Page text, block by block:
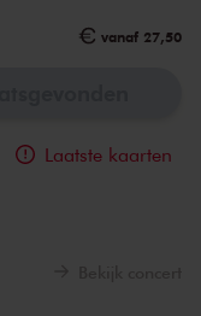
vanaf 27,50
Laatste kaarten